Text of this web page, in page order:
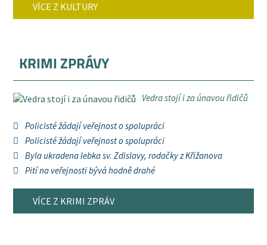
VÍCE Z KULTURY
KRIMI ZPRÁVY
Vedra stojí i za únavou řidičů
Policisté žádají veřejnost o spolupráci
Policisté žádají veřejnost o spolupráci
Byla ukradena lebka sv. Zdislavy, rodačky z Křižanova
Pití na veřejnosti bývá hodně drahé
VÍCE Z KRIMI ZPRÁV